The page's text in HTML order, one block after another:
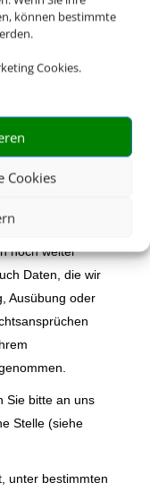
können bestimmte
Cookies.
Cookies
Recht, die
der über Sie
Sie, dass Ihr
Beispiel müssen
noch weiter
Daten, die wir
Ausübung oder
Sie bitte an uns
Stelle (siehe
unter bestimmten